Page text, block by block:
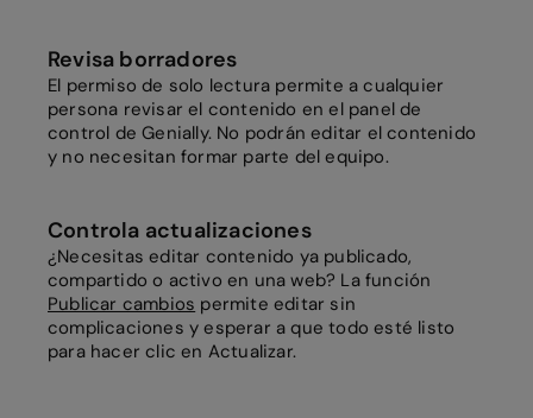
Revisa borradores
El permiso de solo lectura permite a cualquier
persona revisar el contenido en el panel de
control de Genially. No podrán editar el contenido
y no necesitan formar parte del equipo.
Controla actualizaciones
¿Necesitas editar contenido ya publicado,
compartido o activo en una web? La función
Publicar cambios permite editar sin
complicaciones y esperar a que todo esté listo
para hacer clic en Actualizar.